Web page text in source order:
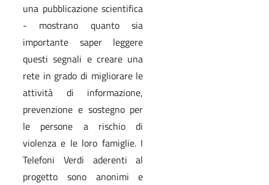
una pubblicazione scientifica
- mostrano quanto sia
importante saper leggere
questi segnali e creare una
rete in grado di migliorare le
attività di informazione,
prevenzione e sostegno per
le persone a rischio di
violenza e le loro famiglie. I
Telefoni Verdi aderenti al
progetto sono anonimi e